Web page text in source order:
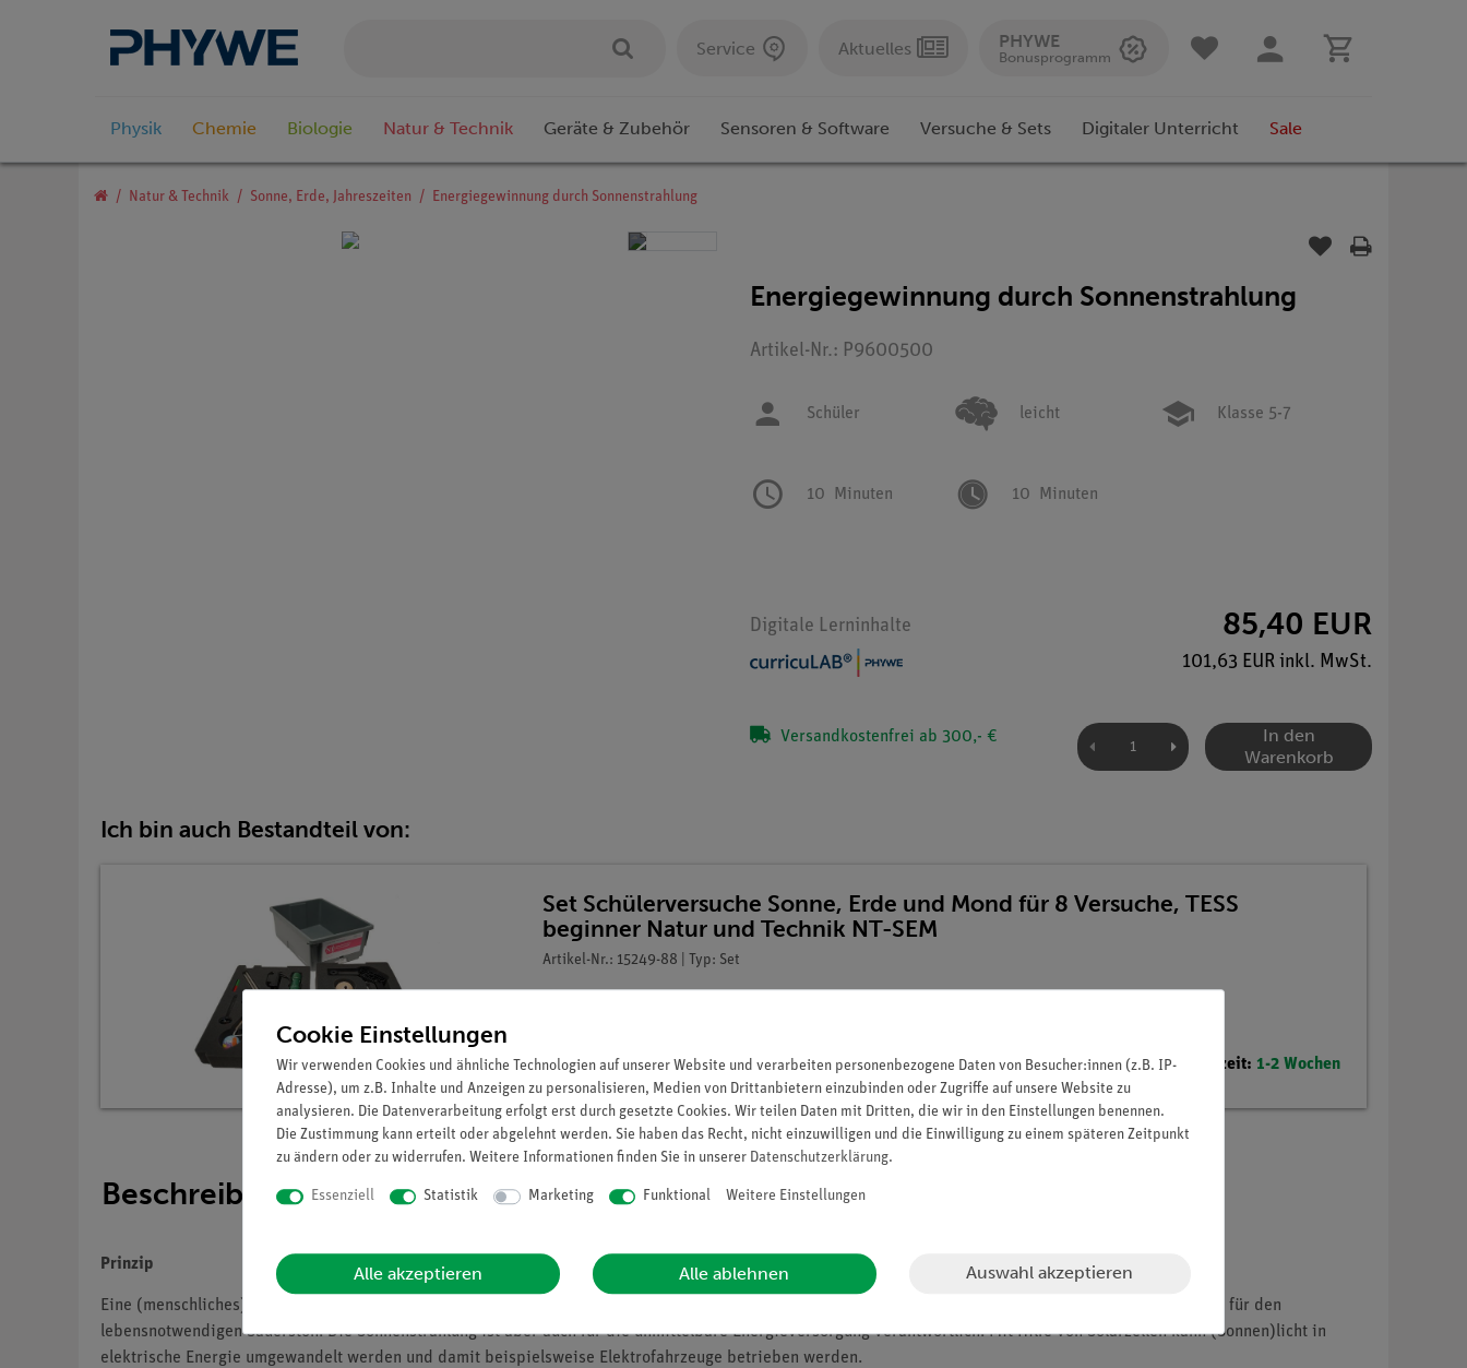
Service Aktuelles PHYWE
Bonusprogramm
Physik Chemie Biologie Natur & Technik Geräte & Zubehör Sensoren & Software Versuche & Sets Digitaler Unterricht Sale
Natur & Technik Sonne, Erde, Jahreszeiten Energiegewinnung durch Sonnenstrahlung
Energiegewinnung durch Sonnenstrahlung
Artikel-Nr.: P9600500
Schüler leicht Klasse 5-7
10 Minuten 10 Minuten
Digitale Lerninhalte 85,40 EUR
101,63 EUR inkl. MwSt.
Versandkostenfrei ab 300,- €
In den
Warenkorb
Ich bin auch Bestandteil von:
Set Schülerversuche Sonne, Erde und Mond für 8 Versuche, TESS
beginner Natur und Technik NT-SEM
Artikel-Nr.: 15249-88 | Typ: Set
Lieferzeit: 1-2 Wochen
Beschreibung
Prinzip
Eine (menschliches) Leben auf der Erde wäre ohne Sonnenstrahlung nicht möglich. Die Sonnenstrahlung sorgt auf der Erde für Wärme und Licht, aber auch für den
lebensnotwendigen Sauerstoff. Die Sonnenstrahlung ist aber auch für die unmittelbare Energieversorgung verantwortlich. Mit Hilfe von Solarzellen kann (Sonnen)licht in
elektrische Energie umgewandelt werden und damit beispielsweise Elektrofahrzeuge betrieben werden.
Cookie Einstellungen
Wir verwenden Cookies und ähnliche Technologien auf unserer Website und verarbeiten personenbezogene Daten von Besucher:innen (z.B. IP-
Adresse), um z.B. Inhalte und Anzeigen zu personalisieren, Medien von Drittanbietern einzubinden oder Zugriffe auf unsere Website zu
analysieren. Die Datenverarbeitung erfolgt erst durch gesetzte Cookies. Wir teilen Daten mit Dritten, die wir in den Einstellungen benennen.
Die Zustimmung kann erteilt oder abgelehnt werden. Sie haben das Recht, nicht einzuwilligen und die Einwilligung zu einem späteren Zeitpunkt
zu ändern oder zu widerrufen. Weitere Informationen finden Sie in unserer Daten­schutz­erklärung.
Essenziell Statistik Marketing Funktional Weitere Einstellungen
Alle akzeptieren Alle ablehnen Auswahl akzeptieren